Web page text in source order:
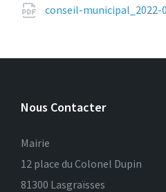
conseil-municipal_2022-
Nous Contacter
Mairie
12 place du Colonel Dupin
81300 Lasgraïsses